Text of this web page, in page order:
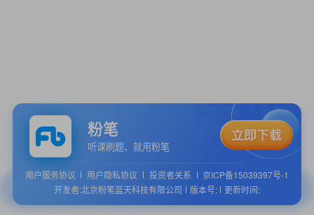
粉笔
听课刷题、就用粉笔
用户服务协议 用户隐私协议 投资者关系
京ICP备15039397号-1
开发者:北京粉笔蓝天科技有限公司
版本号: 更新时间: